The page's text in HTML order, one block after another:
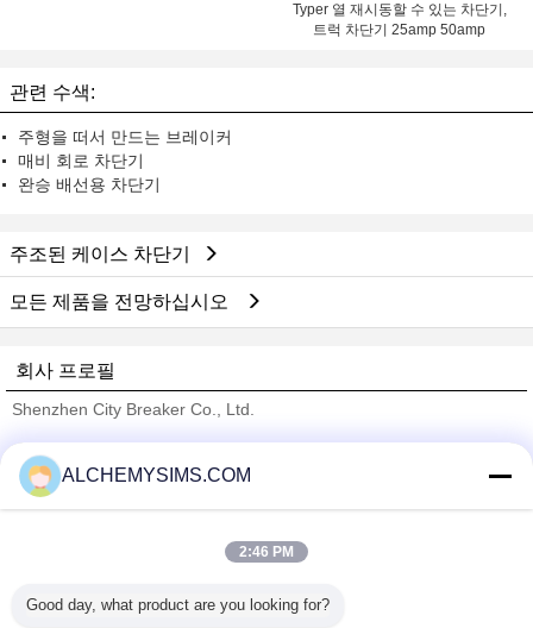
Typer 열 재시동할 수 있는 차단기,
트럭 차단기 25amp 50amp
관련 수색:
주형을 떠서 만드는 브레이커
매비 회로 차단기
완승 배선용 차단기
주조된 케이스 차단기
모든 제품을 전망하십시오
회사 프로필
Shenzhen City Breaker Co., Ltd.
Trust Seal
Verified Suplier
모든 제품
ALCHEMYSIMS.COM
2:46 PM
Good day, what product are you looking for?